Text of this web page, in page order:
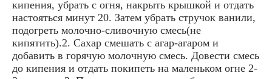
кипения, убрать с огня, накрыть крышкой и отдать
настояться минут 20. Затем убрать стручок ванили,
подогреть молочно-сливочную смесь(не
кипятить).2. Сахар смешать с агар-агаром и
добавить в горячую молочную смесь. Довести смесь
до кипения и отдать покипеть на маленьком огне 2-